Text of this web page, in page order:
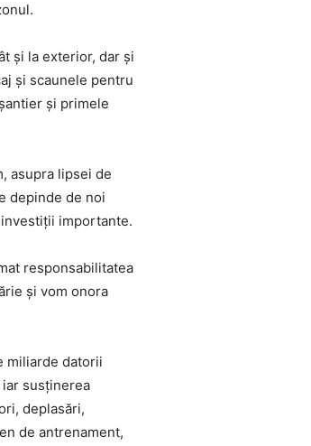
și la exterior, dar și
și scaunele pentru
și primele
asupra lipsei de
depinde de noi
importante.
responsabilitatea
și vom onora
miliarde datorii
iar susținerea
deplasări,
de antrenament,